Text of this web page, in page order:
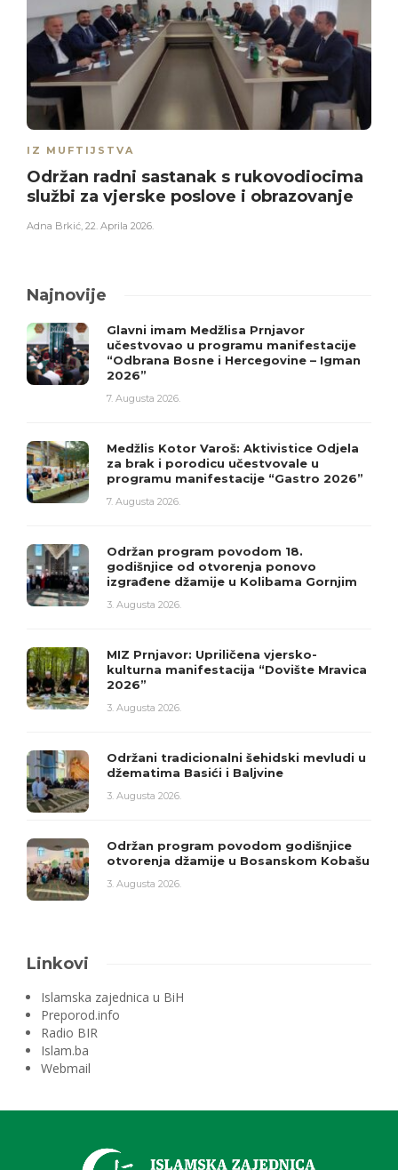
IZ MUFTIJSTVA
Održan radni sastanak s rukovodiocima
službi za vjerske poslove i obrazovanje
Adna Brkić, 22. Aprila 2026.
Najnovije
Glavni imam Medžlisa Prnjavor
učestvovao u programu manifestacije
“Odbrana Bosne i Hercegovine – Igman
2026”
7. Augusta 2026.
Medžlis Kotor Varoš: Aktivistice Odjela
za brak i porodicu učestvovale u
programu manifestacije “Gastro 2026”
7. Augusta 2026.
Održan program povodom 18.
godišnjice od otvorenja ponovo
izgrađene džamije u Kolibama Gornjim
3. Augusta 2026.
MIZ Prnjavor: Upriličena vjersko-
kulturna manifestacija “Dovište Mravica
2026”
3. Augusta 2026.
Održani tradicionalni šehidski mevludi u
džematima Basići i Baljvine
3. Augusta 2026.
Održan program povodom godišnjice
otvorenja džamije u Bosanskom Kobašu
3. Augusta 2026.
Linkovi
Islamska zajednica u BiH
Preporod.info
Radio BIR
Islam.ba
Webmail